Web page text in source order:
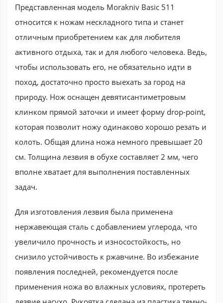
Представленная модель Morakniv Basic 511
относится к ножам нескладного типа и станет
отличным приобретением как для любителя
активного отдыха, так и для любого человека. Ведь,
чтобы использовать его, не обязательно идти в
поход, достаточно просто выехать за город на
природу. Нож оснащен девятисантиметровым
клинком прямой заточки и имеет форму drop-point,
которая позволит ножу одинаково хорошо резать и
колоть. Общая длина ножа немного превышает 20
см. Толщина лезвия в обухе составляет 2 мм, чего
вполне хватает для выполнения поставленных
задач.
Для изготовления лезвия была применена
нержавеющая сталь с добавлением углерода, что
увеличило прочность и износостойкость, но
снизило устойчивость к ржавчине. Во избежание
появления последней, рекомендуется после
применения ножа во влажных условиях, протереть